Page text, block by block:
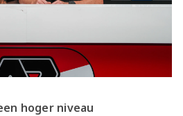
hoger niveau